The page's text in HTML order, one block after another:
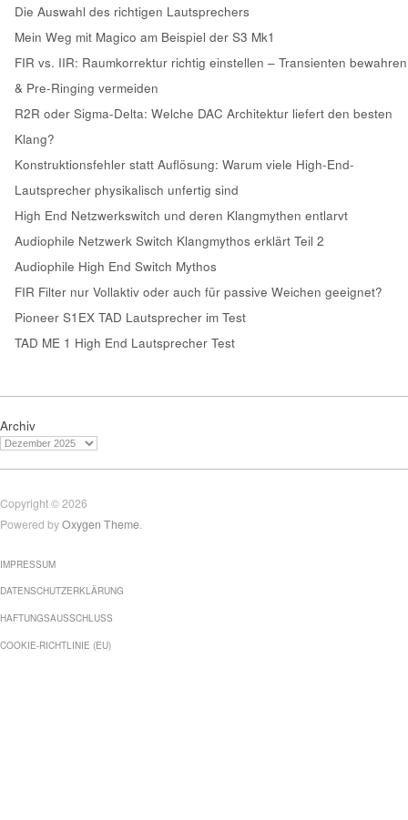
Die Auswahl des richtigen Lautsprechers
Mein Weg mit Magico am Beispiel der S3 Mk1
FIR vs. IIR: Raumkorrektur richtig einstellen – Transienten bewahren
& Pre-Ringing vermeiden
R2R oder Sigma-Delta: Welche DAC Architektur liefert den besten
Klang?
Konstruktionsfehler statt Auflösung: Warum viele High-End-
Lautsprecher physikalisch unfertig sind
High End Netzwerkswitch und deren Klangmythen entlarvt
Audiophile Netzwerk Switch Klangmythos erklärt Teil 2
Audiophile High End Switch Mythos
FIR Filter nur Vollaktiv oder auch für passive Weichen geeignet?
Pioneer S1EX TAD Lautsprecher im Test
TAD ME 1 High End Lautsprecher Test
Archiv
Copyright © 2026
Powered byOxygen Theme
IMPRESSUM
DATENSCHUTZERKLÄRUNG
HAFTUNGSAUSSCHLUSS
COOKIE-RICHTLINIE (EU)